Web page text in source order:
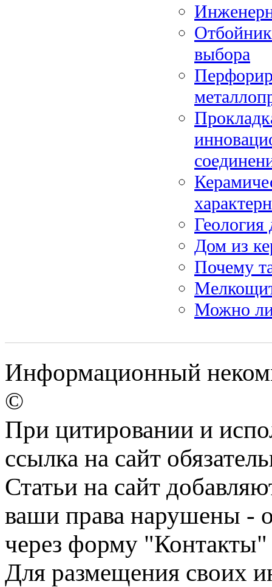
выбора
Геология
Дом из
Почему
Можно ли
Информационный
©
При цитировании и
ссылка на сайт
Статьи на сайт
ваши права нарушены -
через форму "Контакты"
Для размещения своих